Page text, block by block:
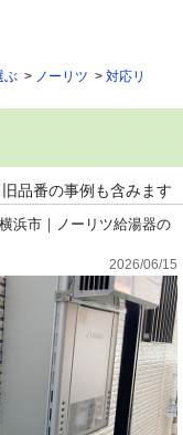
ぶ ノーリツ
対応リ
品番の事例も含みます
浜市｜ノーリツ給湯器の
2026/06/15